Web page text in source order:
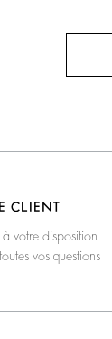
CLIENT
votre disposition
vos questions